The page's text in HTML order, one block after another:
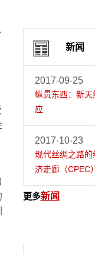
新闻
2017-09-25
纵贯东西：新
应
2017-10-23
现代丝绸之路
济走廊（CPEC）
更多新闻